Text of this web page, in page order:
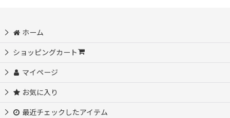
ホーム
ショッピングカート
マイページ
お気に入り
最近チェックしたアイテム